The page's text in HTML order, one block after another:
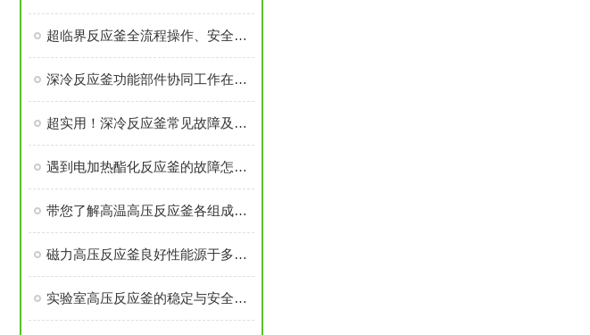
超临界反应釜全流程操作、安全管控与日常维护要求
深冷反应釜功能部件协同工作在低温度下维持反应体系的稳定性
超实用！深冷反应釜常见故障及解决办法大汇总
遇到电加热酯化反应釜的故障怎么办
带您了解高温高压反应釜各组成部件的功能特点
磁力高压反应釜良好性能源于多个高可靠性功能模块的精密集成
实验室高压反应釜的稳定与安全源于多个核心部件的科学设计